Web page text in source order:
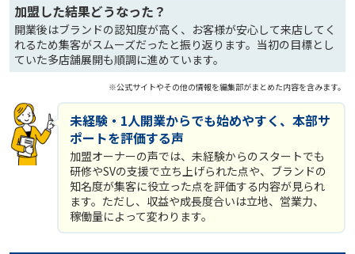
加盟した結果どうなった？
開業後はブランドの認知度が高く、お客様が安心して来店してく
れるため集客がスムーズだったと振り返ります。当初の目標とし
ていた多店舗展開も順調に進めています。
※公式サイトやその他の情報を編集部がまとめた内容を含みます。
未経験・1人開業からでも始めやすく、本部サ
ポートを評価する声
加盟オーナーの声では、未経験からのスタートでも
研修やSVの支援で立ち上げられた点や、ブランドの
知名度が集客に役立った点を評価する内容が見られ
ます。ただし、収益や成長度合いは立地、営業力、
稼働量によって変わります。